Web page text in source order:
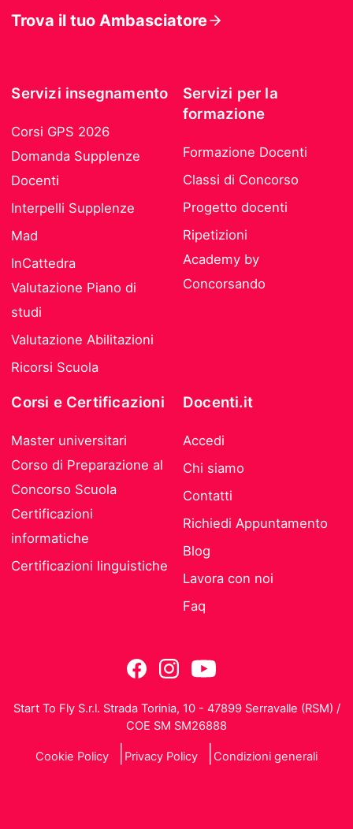
Trova il tuo Ambasciatore
Servizi insegnamento
Corsi GPS 2026
Domanda Supplenze
Docenti
Interpelli Supplenze
Mad
InCattedra
Valutazione Piano di
studi
Valutazione Abilitazioni
Ricorsi Scuola
Servizi per la
formazione
Formazione Docenti
Classi di Concorso
Progetto docenti
Ripetizioni
Academy by
Concorsando
Corsi e Certificazioni
Master universitari
Corso di Preparazione al
Concorso Scuola
Certificazioni
informatiche
Certificazioni linguistiche
Docenti.it
Accedi
Chi siamo
Contatti
Richiedi Appuntamento
Blog
Lavora con noi
Faq
Start To Fly S.r.l. Strada Torinia, 10 - 47899 Serravalle (RSM) /
COE SM SM26888
Cookie Policy Privacy Policy Condizioni generali